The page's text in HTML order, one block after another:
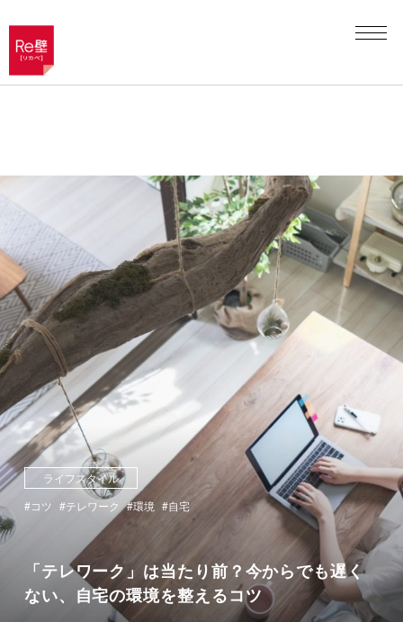
ライフスタイル
コツ
テレワーク 環境 自宅
「テレワーク」は当たり前？今からでも遅く
ない、自宅の環境を整えるコツ